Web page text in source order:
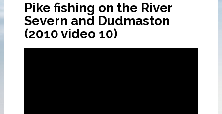
Pike fishing on the River
Severn and Dudmaston
(2010 video 10)